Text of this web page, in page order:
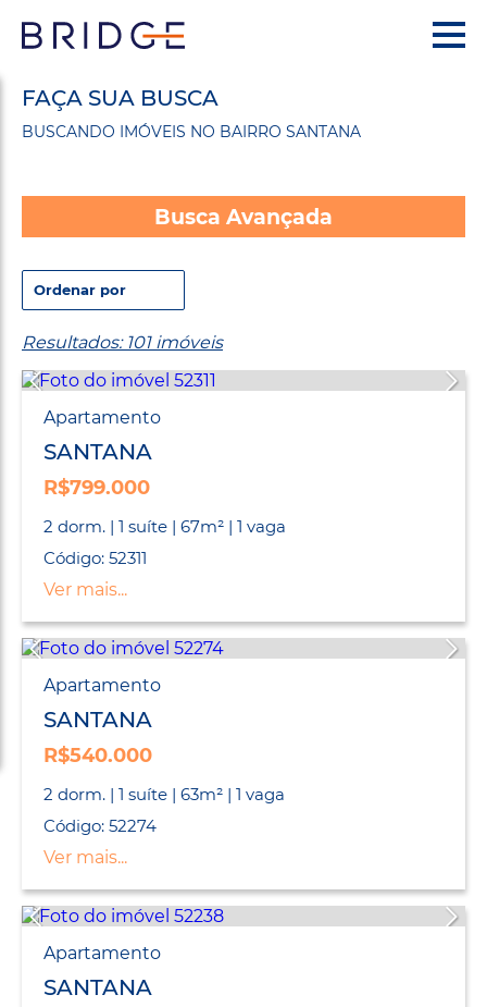
FAÇA SUA BUSCA
BUSCANDO IMÓVEIS NO BAIRRO SANTANA
Busca Avançada
Resultados: 101 imóveis
Apartamento
SANTANA
R$799.000
2 dorm. | 1 suíte | 67m² | 1 vaga
Código: 52311
Ver mais...
Apartamento
SANTANA
R$540.000
2 dorm. | 1 suíte | 63m² | 1 vaga
Código: 52274
Ver mais...
Apartamento
SANTANA